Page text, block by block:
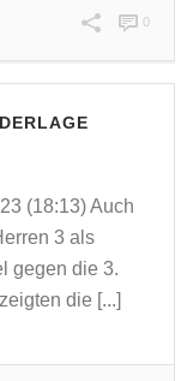
0
(18:13) Auch
3 als
gegen die 3.
die [...]